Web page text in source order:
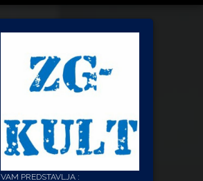
VAM PREDSTAVLJA :